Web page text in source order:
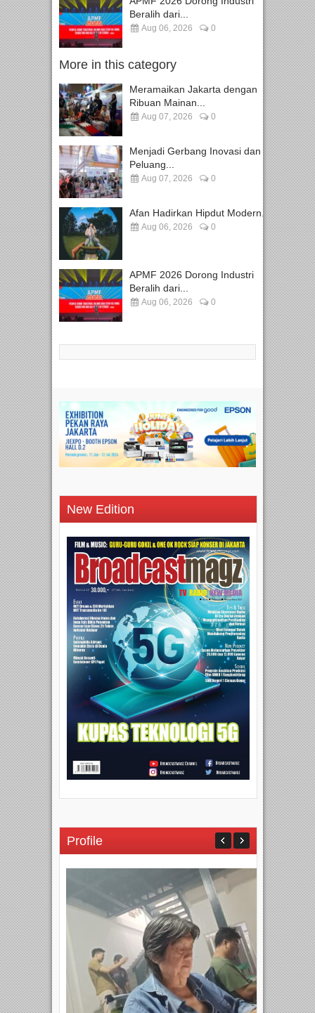
Beralih dari...
Aug 06, 2026 0
More in this category
Meramaikan Jakarta dengan
Ribuan Mainan...
Aug 07, 2026 0
Menjadi Gerbang Inovasi dan
Peluang...
Aug 07, 2026 0
Afan Hadirkan Hipdut Modern...
Aug 06, 2026 0
APMF 2026 Dorong Industri
Beralih dari...
Aug 06, 2026 0
New Edition
Profile